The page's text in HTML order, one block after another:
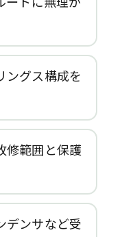
ングス構成を
修範囲と保護
デンサなど受